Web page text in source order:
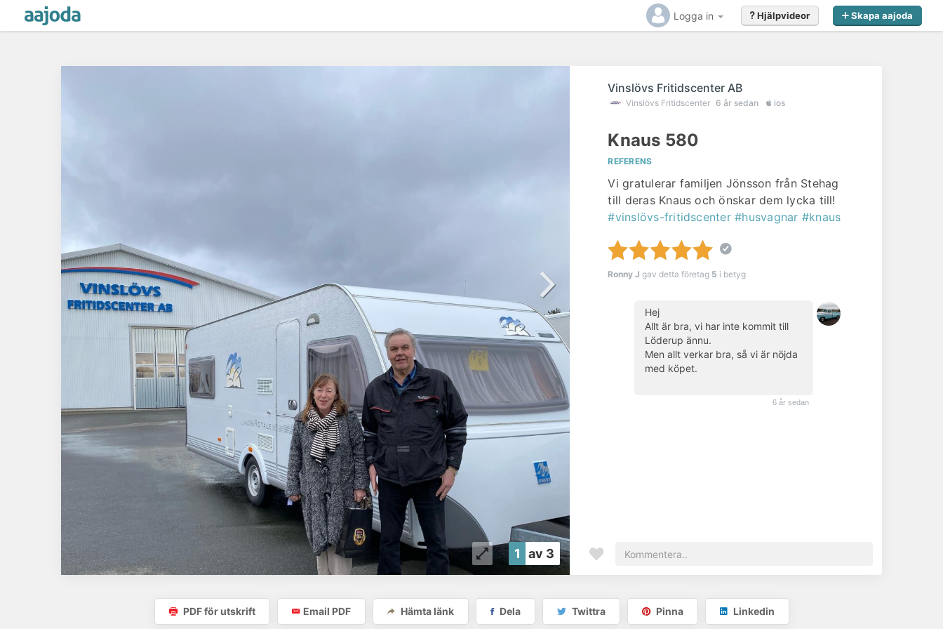
Logga in Skapa aajoda
Hjälpvideor
1 av 3
Vinslövs Fritidscenter AB
Vinslövs Fritidscenter 6 år sedan ios
Knaus 580
REFERENS
Vi gratulerar familjen Jönsson från Stehag
till deras Knaus och önskar dem lycka till!
#vinslövs-fritidscenter #husvagnar #knaus
Ronny J gav detta företag 5 i betyg
Hej
Allt är bra, vi har inte kommit till
Löderup ännu.
Men allt verkar bra, så vi är nöjda
med köpet.
6 år sedan
PDF för utskrift Email PDF Hämta länk Dela Twittra Pinna Linkedin